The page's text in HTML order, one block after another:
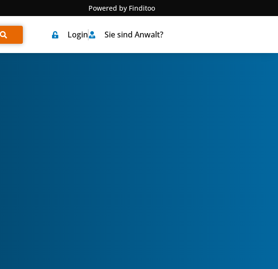
Powered by Finditoo
Login Sie sind Anwalt?